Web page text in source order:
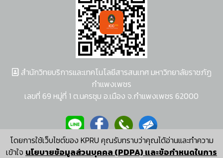
โดยการใช้เว็บไซต์ของ KPRU คุณรับทราบว่าคุณได้อ่านและทำความ
เข้าใจ นโยบายข้อมูลส่วนบุคคล (PDPA) และข้อกำหนดในการ
สำนักวิทยบริการและเทคโนโลยีสารสนเทศ มหาวิทยาลัยราชภัฏ
กำแพงเพชร
เลขที่ 69 หมู่ที่ 1 ต.นครชุม อ.เมือง จ.กำแพงเพชร 62000
ผู้พัฒนาระบบ อนุชา พวงผกา